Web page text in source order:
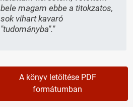
bele magam ebbe a titokzatos,
sok vihart kavaró
"tudományba"."
A könyv letöltése PDF
formátumban